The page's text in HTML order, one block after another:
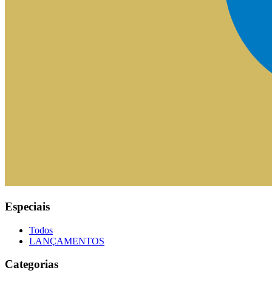
Especiais
Todos
LANÇAMENTOS
Categorias